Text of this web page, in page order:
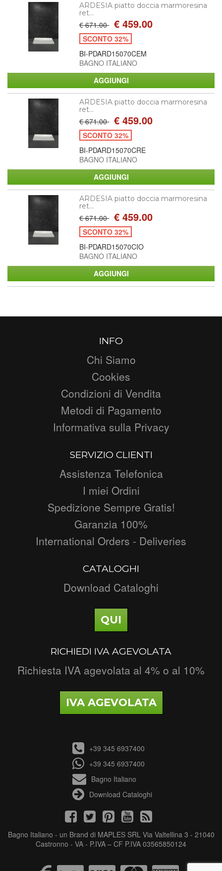
ARDESIA piatto doccia marmoresina
ret...
€ 671.00 € 459.00
SCONTO 32%
BI-PDARD15070CEM
BAGNO ITALIANO
ARDESIA piatto doccia marmoresina
ret...
€ 671.00 € 459.00
SCONTO 32%
BI-PDARD15070CRE
BAGNO ITALIANO
ARDESIA piatto doccia marmoresina
ret...
€ 671.00 € 459.00
SCONTO 32%
BI-PDARD15070CIO
BAGNO ITALIANO
INFO
Chi Siamo
Cookies
Condizioni di Vendita
Metodi di Pagamento
Informativa sulla Privacy
SERVIZIO CLIENTI
Assistenza Telefonica
I miei Ordini
Spedizione Sempre Gratis!
Garanzia 100%
International Orders - Deliveries
CATALOGHI
Download Cataloghi
QUI
RICHIEDI IVA AGEVOLATA
Richiesta IVA agevolata al 4% o al 10%
IVA AGEVOLATA
+39 345 6937400
+39 345 6937400
Bagno Italiano
Download Cataloghi
Bagno Italiano - un Brand di MAPLES SRL Via Valtellina 3 - 21040
Castronno - VA - P.IVA – CF P.IVA 03565850124